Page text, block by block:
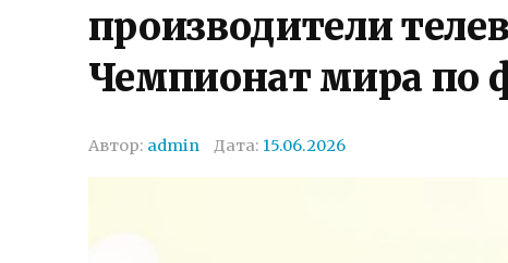
производители
Чемпионат мира по
Автор: admin Дата: 15.06.2026